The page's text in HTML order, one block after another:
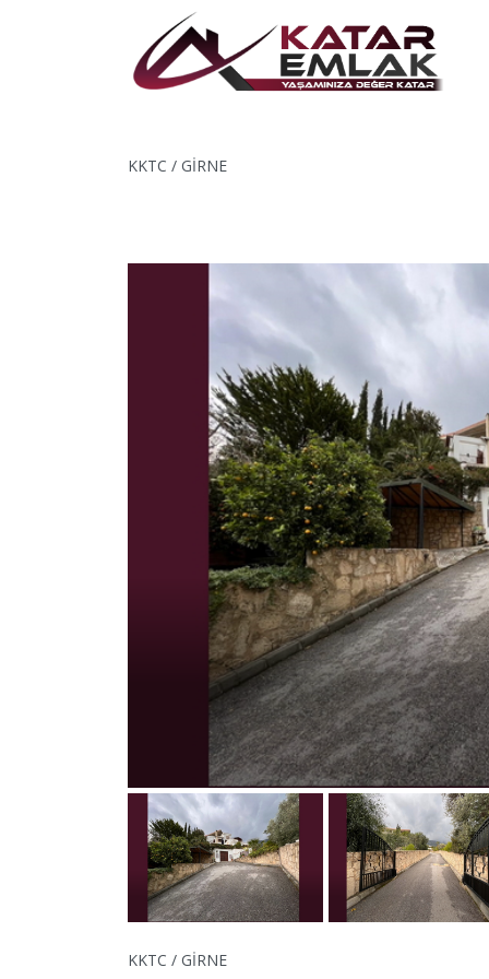
KKTC / GİRNE
KKTC / GİRNE